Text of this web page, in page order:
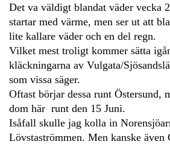
Det va väldigt blandat väder vecka
startar med värme, men ser ut att
lite kallare väder och en del regn.
Vilket mest troligt kommer sätta
kläckningarna av Vulgata/
som vissa säger.
Oftast börjar dessa runt Östersund,
dom här runt den 15 Juni.
Isåfall skulle jag kolla in
Lövstaströmmen. Men kanske även